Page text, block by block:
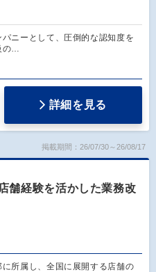
ニーとして、圧倒的な認知度を
の…
詳細を見る
掲載期間：26/07/30～26/08/17
舗経験を活かした業務改
所属し、全国に展開する店舗の